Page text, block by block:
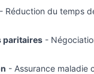
- Réduction du temps
paritaires -
- Assurance maladie